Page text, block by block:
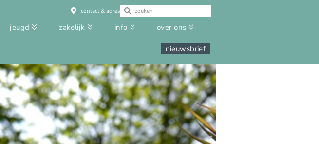
contact & adres
jeugd zakelijk info over ons
nieuwsbrief